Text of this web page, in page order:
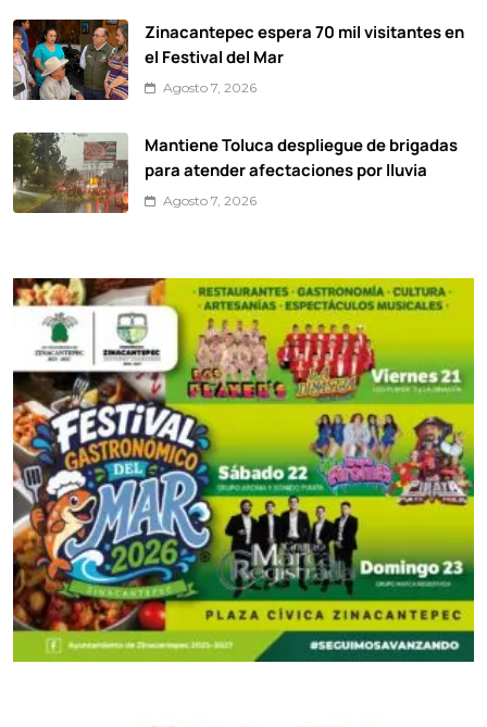
Zinacantepec espera 70 mil visitantes en
el Festival del Mar
Agosto 7, 2026
Mantiene Toluca despliegue de brigadas
para atender afectaciones por lluvia
Agosto 7, 2026